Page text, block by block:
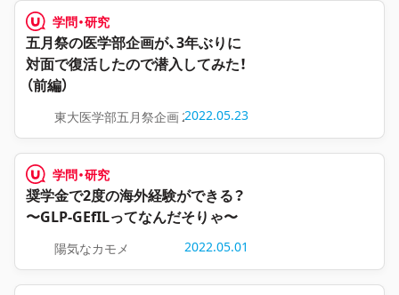
学問・研究
五月祭の医学部企画が、3年ぶりに
対面で復活したので潜入してみた！
（前編）
東大医学部五月祭企画 20222022.05.23
学問・研究
奨学金で2度の海外経験ができる？
〜GLP-GEfILってなんだそりゃ〜
陽気なカモメ 2022.05.01